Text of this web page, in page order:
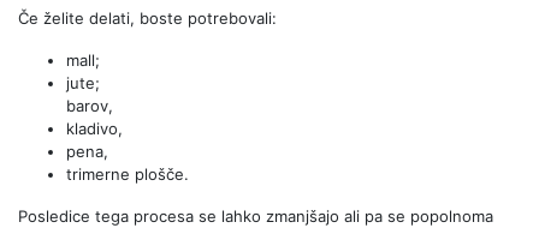
Če želite delati, boste potrebovali:
mall;
jute;
barov,
kladivo,
pena,
trimerne plošče.
Posledice tega procesa se lahko zmanjšajo ali pa se popolnoma